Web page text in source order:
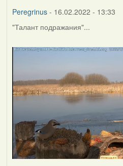
Peregrinus- 16.02.2022 - 13:33
"Талант подражания"...